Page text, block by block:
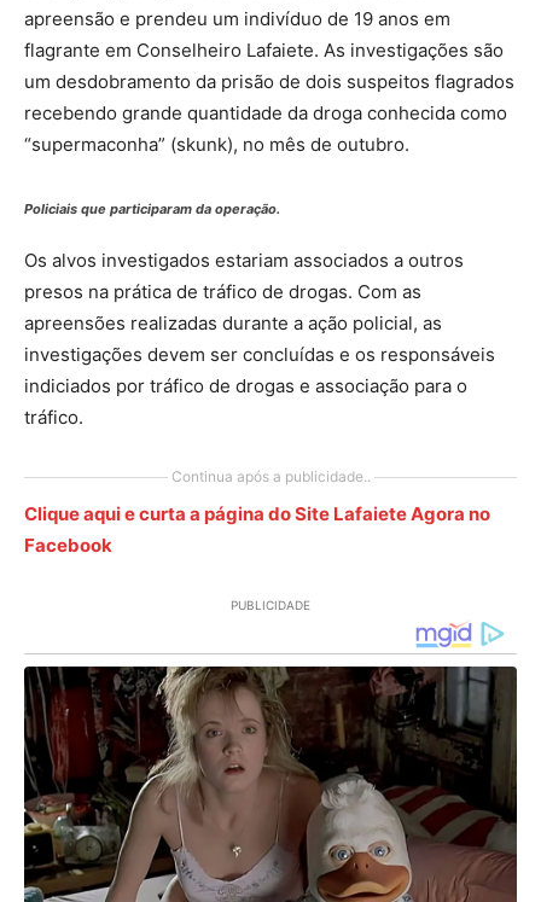
apreensão e prendeu um indivíduo de 19 anos em
flagrante em Conselheiro Lafaiete. As investigações são
um desdobramento da prisão de dois suspeitos flagrados
recebendo grande quantidade da droga conhecida como
“supermaconha” (skunk), no mês de outubro.
Policiais que participaram da operação.
Os alvos investigados estariam associados a outros
presos na prática de tráfico de drogas. Com as
apreensões realizadas durante a ação policial, as
investigações devem ser concluídas e os responsáveis
indiciados por tráfico de drogas e associação para o
tráfico.
Continua após a publicidade..
Clique aqui e curta a página do Site Lafaiete Agora no
Facebook
PUBLICIDADE